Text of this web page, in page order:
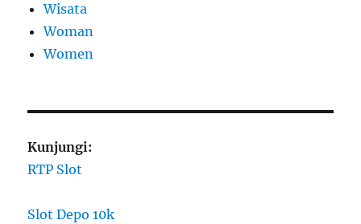
Wisata
Woman
Women
Kunjungi:
RTP Slot
Slot Depo 10k